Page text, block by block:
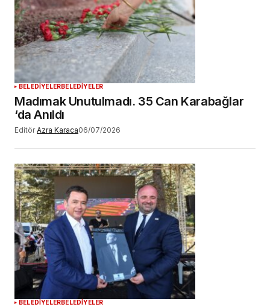
BELEDİYELERBELEDİYELER
Madımak Unutulmadı. 35 Can Karabağlar
‘da Anıldı
Editör Azra Karaca06/07/2026
BELEDİYELERBELEDİYELER